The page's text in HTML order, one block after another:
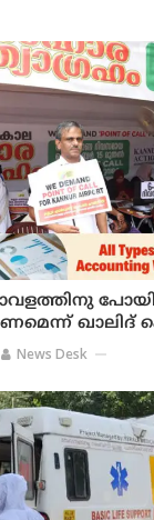
ഖാലിദ്
News Desk